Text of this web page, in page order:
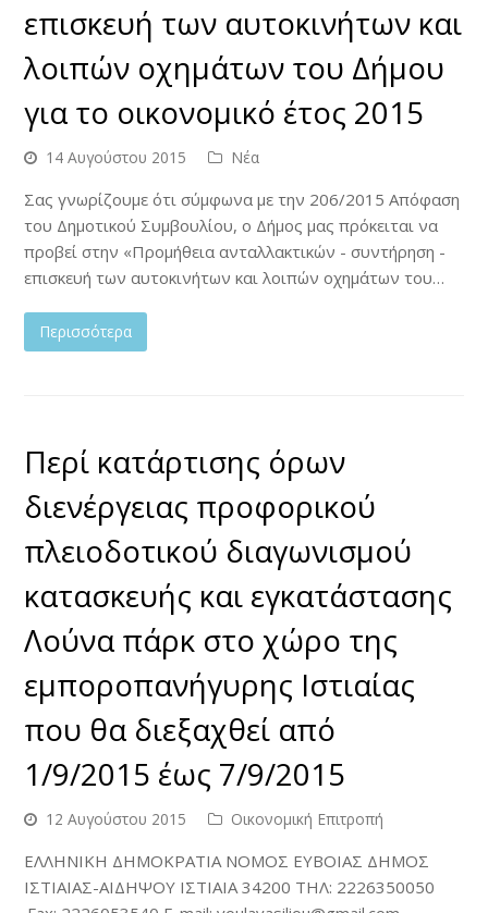
επισκευή των αυτοκινήτων και
λοιπών οχημάτων του Δήμου
για το οικονομικό έτος 2015
14 Αυγούστου 2015 Νέα
Σας γνωρίζουμε ότι σύμφωνα με την 206/2015 Απόφαση
του Δημοτικού Συμβουλίου, ο Δήμος μας πρόκειται να
προβεί στην «Προμήθεια ανταλλακτικών - συντήρηση -
επισκευή των αυτοκινήτων και λοιπών οχημάτων του…
Περισσότερα
Περί κατάρτισης όρων
διενέργειας προφορικού
πλειοδοτικού διαγωνισμού
κατασκευής και εγκατάστασης
Λούνα πάρκ στο χώρο της
εμποροπανήγυρης Ιστιαίας
που θα διεξαχθεί από
1/9/2015 έως 7/9/2015
12 Αυγούστου 2015 Οικονομική Επιτροπή
ΕΛΛΗΝΙΚΗ ΔΗΜΟΚΡΑΤΙΑ ΝΟΜΟΣ ΕΥΒΟΙΑΣ ΔΗΜΟΣ
ΙΣΤΙΑΙΑΣ-ΑΙΔΗΨΟΥ ΙΣΤΙΑΙΑ 34200 ΤΗΛ: 2226350050